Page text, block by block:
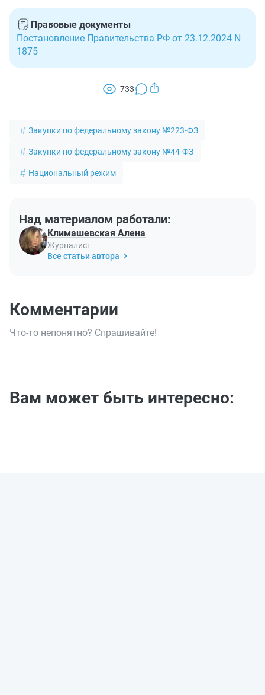
Правовые документы
Постановление Правительства РФ от 23.12.2024 N
1875
733
Закупки по федеральному закону №223-ФЗ
Закупки по федеральному закону №44-ФЗ
Национальный режим
Над материалом работали:
Климашевская Алена
Журналист
Все статьи автора
Комментарии
Что-то непонятно? Спрашивайте!
Вам может быть интересно: